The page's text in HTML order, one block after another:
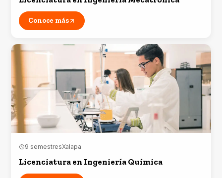
Conoce más
9 semestresXalapa
Licenciatura en Ingeniería Química